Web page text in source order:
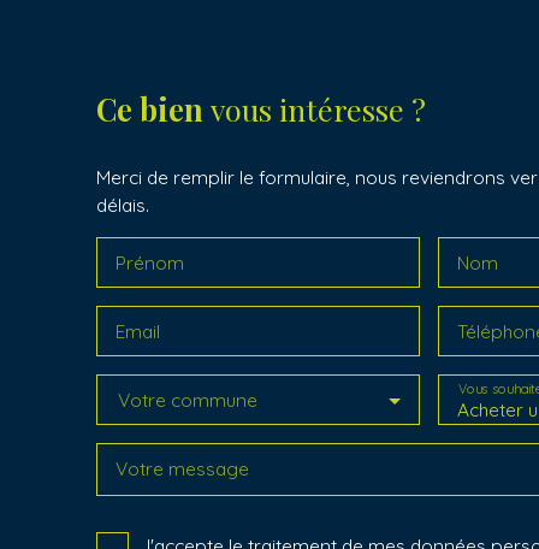
Ce bien vous intéresse ?
Merci de remplir le formulaire, nous reviendrons
délais.
Prénom Nom
Email
Votre commune Acheter
Vous
Votre message